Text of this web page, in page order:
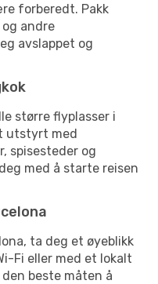
forberedt. Pakk
andre
avslappet og
større flyplasser i
utstyrt med
spisesteder og
med å starte reisen
ta deg et øyeblikk
Fi eller med et lokalt
beste måten å